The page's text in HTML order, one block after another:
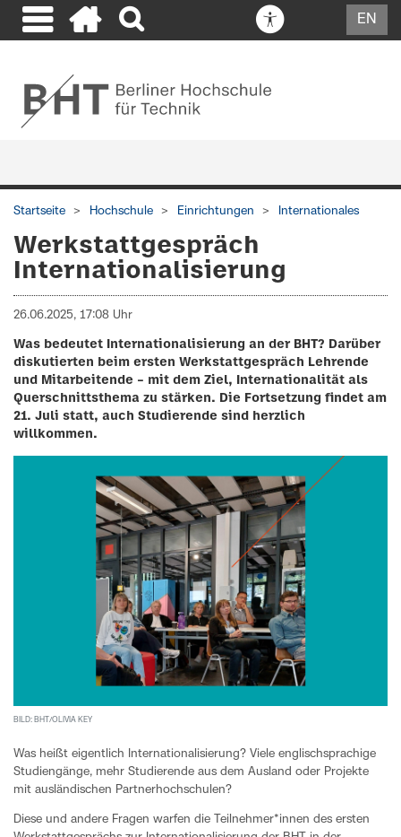
EN
Startseite Hochschule Einrichtungen Internationales
Werkstattgespräch
Internationalisierung
26.06.2025, 17:08 Uhr
Was bedeutet Internationalisierung an der BHT? Darüber
diskutierten beim ersten Werkstattgespräch Lehrende
und Mitarbeitende – mit dem Ziel, Internationalität als
Querschnittsthema zu stärken. Die Fortsetzung findet am
21. Juli statt, auch Studierende sind herzlich
willkommen.
BILD: BHT/OLIVIA KEY
Was heißt eigentlich Internationalisierung? Viele englischsprachige
Studiengänge, mehr Studierende aus dem Ausland oder Projekte
mit ausländischen Partnerhochschulen?
Diese und andere Fragen warfen die Teilnehmer*innen des ersten